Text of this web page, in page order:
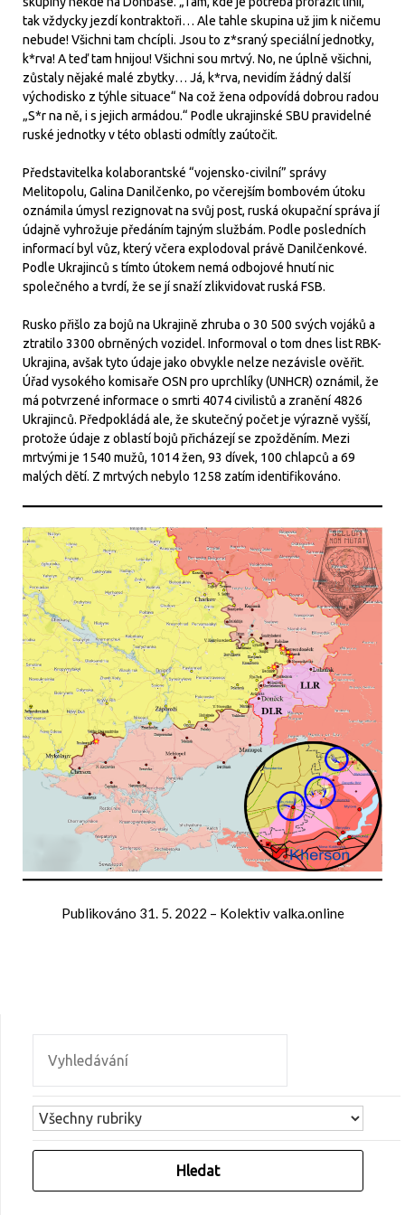
tak vždycky jezdí kontraktoři… Ale tahle skupina už jim k ničemu
nebude! Všichni tam chcípli. Jsou to z*sraný speciální jednotky,
k*rva! A teď tam hnijou! Všichni sou mrtvý. No, ne úplně všichni,
zůstaly nějaké malé zbytky… Já, k*rva, nevidím žádný další
východisko z týhle situace“ Na což žena odpovídá dobrou radou
„S*r na ně, i s jejich armádou.“ Podle ukrajinské SBU pravidelné
ruské jednotky v této oblasti odmítly zaútočit.
Představitelka kolaborantské “vojensko-civilní” správy
Melitopolu, Galina Danilčenko, po včerejším bombovém útoku
oznámila úmysl rezignovat na svůj post, ruská okupační správa jí
údajně vyhrožuje předáním tajným službám. Podle posledních
informací byl vůz, který včera explodoval právě Danilčenkové.
Podle Ukrajinců s tímto útokem nemá odbojové hnutí nic
společného a tvrdí, že se jí snaží zlikvidovat ruská FSB.
Rusko přišlo za bojů na Ukrajině zhruba o 30 500 svých vojáků a
ztratilo 3300 obrněných vozidel. Informoval o tom dnes list RBK-
Ukrajina, avšak tyto údaje jako obvykle nelze nezávisle ověřit.
Úřad vysokého komisaře OSN pro uprchlíky (UNHCR) oznámil, že
má potvrzené informace o smrti 4074 civilistů a zranění 4826
Ukrajinců. Předpokládá ale, že skutečný počet je výrazně vyšší,
protože údaje z oblastí bojů přicházejí se zpožděním. Mezi
mrtvými je 1540 mužů, 1014 žen, 93 dívek, 100 chlapců a 69
malých dětí. Z mrtvých nebylo 1258 zatím identifikováno.
Publikováno 31. 5. 2022 – Kolektiv valka.online